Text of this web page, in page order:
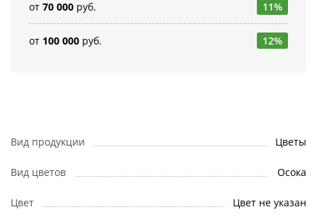
от 70 000 руб. 11%
от 100 000 руб. 12%
Вид продукции Цветы
Вид цветов Осока
Цвет Цвет не указан